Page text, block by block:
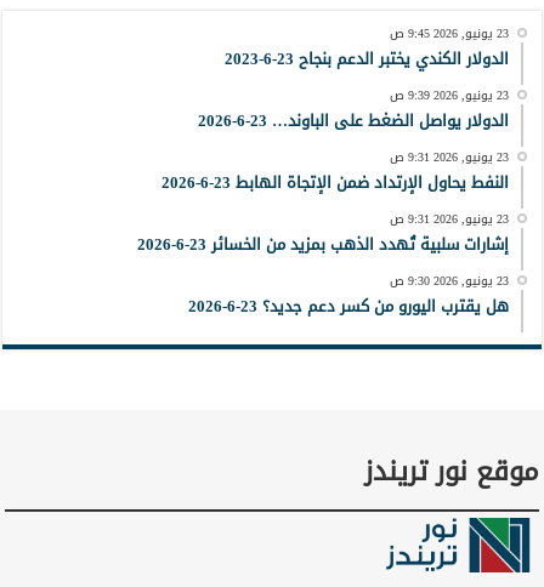
23 يونيو, 2026 9:45 ص
الدولار الكندي يختبر الدعم بنجاح 23-6-2023
23 يونيو, 2026 9:39 ص
الدولار يواصل الضغط على الباوند… 23-6-2026
23 يونيو, 2026 9:31 ص
النفط يحاول الإرتداد ضمن الإتجاة الهابط 23-6-2026
23 يونيو, 2026 9:31 ص
إشارات سلبية تُهدد الذهب بمزيد من الخسائر 23-6-2026
23 يونيو, 2026 9:30 ص
هل يقترب اليورو من كسر دعم جديد؟ 23-6-2026
موقع نور تريندز